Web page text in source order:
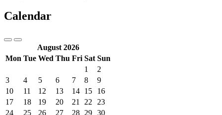
Calendar
August 2026
Mon Tue Wed Thu Fri Sat Sun
1
2
3
4 5 6 7 8
9
10
11 12 13 14 15
16
17
18 19 20 21 22
23
24
25 26 27 28 29 30